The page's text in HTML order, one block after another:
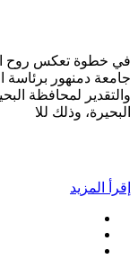
في خطوة تعكس روح
جامعة دمنهور برئاسة
والتقدير لمحافظة
البحيرة، وذلك للا
إقرأ المزيد